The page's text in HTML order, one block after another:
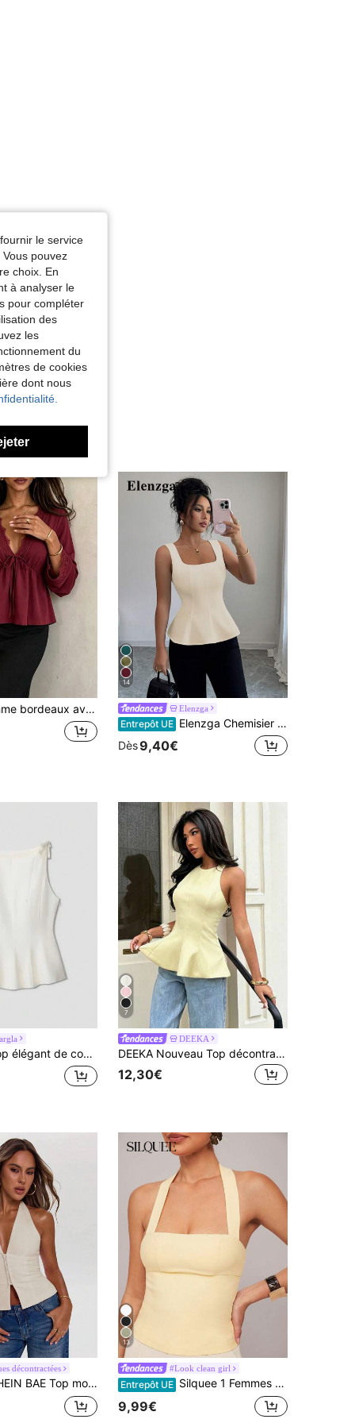
V profond, nœud devant, ourlet évasé, manches longues cloche en tissu tissé
14
Elenzga
Entrepôt UE Elenzga Chemisier élégant à encolure carrée sans manches, convenant pour le bureau, les trajets, le thé de l'après-midi, les fêtes, les vacances et les occasions décontractées. Top élégant pour femme, hauts chics pour femmes, débardeur pour femme, top à volants pour femme
Dès9,40€
couleur unie avec décoration de nœud, sans manches et ourlet à volants, été
7
DEEKA
DEEKA Nouveau Top décontracté Minimaliste Polyvalent à Col Licou pour Femmes Été, Jaune Esthétique
12,30€
décontractées
mode ras-du-cou ajusté sexy avec fermeture boutonnée devant, couleur unie pour femmes
13
#Look clean girl
Entrepôt UE Silquee 1 Femmes Top court à volants de couleur unie, Débardeur fashion ajusté à encolure ras-du-cou, Jaune beurre
9,99€
le service
pouvez
choix. En
à analyser le
pour compléter
des
les
du
de cookies
dont nous